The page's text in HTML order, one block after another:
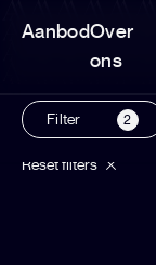
AanbodOver
ons
Filter 2
Reset filters